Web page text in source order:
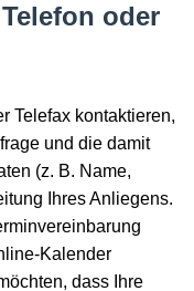
oder
Telefax kontaktieren,
und die damit
(z. B. Name,
Ihres Anliegens.
Kalender
dass Ihre